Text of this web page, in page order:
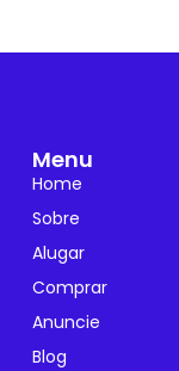
Menu
Home
Sobre
Alugar
Comprar
Anuncie
Blog